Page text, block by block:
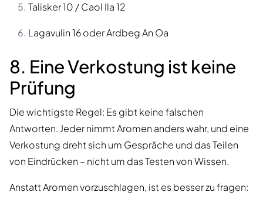
Talisker 10 / Caol Ila 12
Lagavulin 16 oder Ardbeg An Oa
8. Eine Verkostung ist keine
Prüfung
Die wichtigste Regel: Es gibt keine falschen
Antworten. Jeder nimmt Aromen anders wahr, und eine
Verkostung dreht sich um Gespräche und das Teilen
von Eindrücken – nicht um das Testen von Wissen.
Anstatt Aromen vorzuschlagen, ist es besser zu fragen: